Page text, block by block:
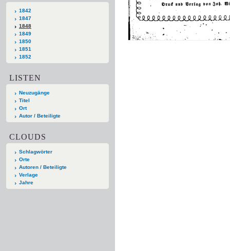
1842
1847
1848
1849
1850
1851
1852
LISTEN
Neuzugänge
Titel
Ort
Autor / Beteiligte
CLOUDS
Schlagwörter
Orte
Autoren / Beteiligte
Verlage
Jahre